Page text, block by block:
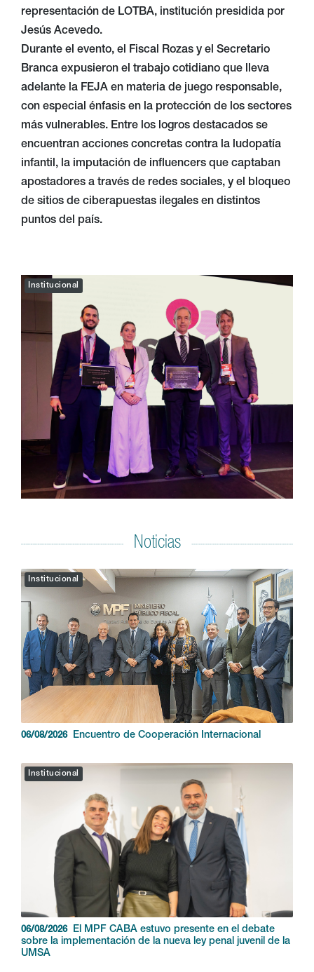
representación de LOTBA, institución presidida por
Jesús Acevedo.
Durante el evento, el Fiscal Rozas y el Secretario
Branca expusieron el trabajo cotidiano que lleva
adelante la FEJA en materia de juego responsable,
con especial énfasis en la protección de los sectores
más vulnerables. Entre los logros destacados se
encuentran acciones concretas contra la ludopatía
infantil, la imputación de influencers que captaban
apostadores a través de redes sociales, y el bloqueo
de sitios de ciberapuestas ilegales en distintos
puntos del país.
Institucional
Noticias
Institucional
06/08/2026 Encuentro de Cooperación Internacional
Institucional
06/08/2026
El MPF CABA estuvo presente en el debate
sobre la implementación de la nueva ley penal juvenil de la
UMSA